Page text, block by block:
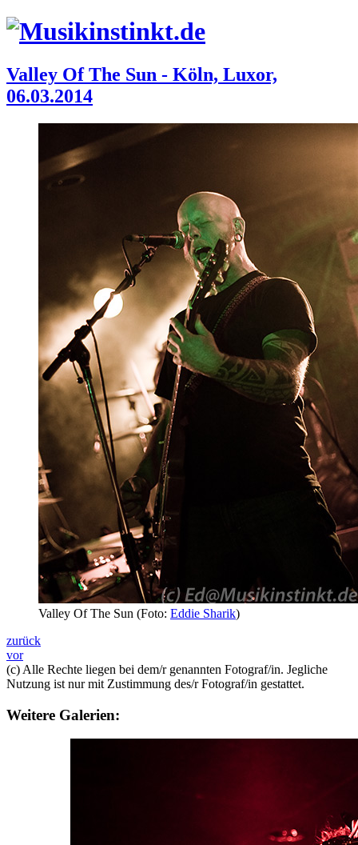
Valley Of The Sun - Köln, Luxor,
06.03.2014
Valley Of The Sun (Foto: Eddie Sharik)
zurück
vor
(c) Alle Rechte liegen bei dem/r genannten Fotograf/in. Jegliche
Nutzung ist nur mit Zustimmung des/r Fotograf/in gestattet.
Weitere Galerien: